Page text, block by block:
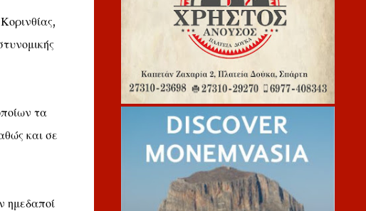
τα
και σε
ημεδαποί